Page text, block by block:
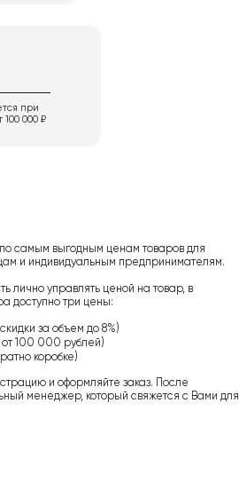
при
000 ₽
самым выгодным ценам товаров для
и индивидуальным предпринимателям.
лично управлять ценой на товар, в
доступно три цены:
за объем до 8%)
от 100 000 рублей)
коробке)
и оформляйте заказ. После
менеджер, который свяжется с Вами для